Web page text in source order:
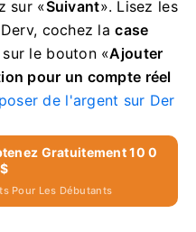
sur «Suivant». Lisez les
cochez lacase
le bouton «Ajouter
pour un compte réel
de l'argent sur Der
Gratuitement 10 0
Pour Les Débutants